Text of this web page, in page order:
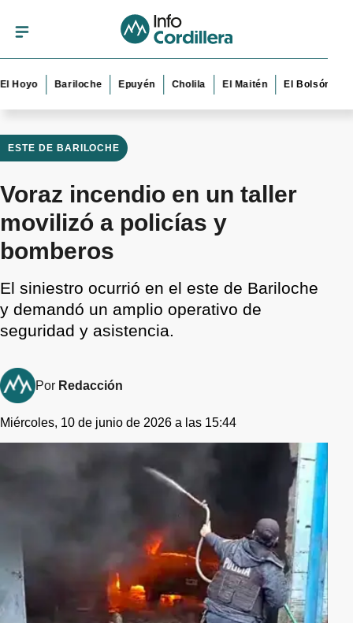
Bariloche Epuyén Cholila El Maitén El Bolsón
ESTE DE BARILOCHE
Voraz incendio en un taller
movilizó a policías y
bomberos
El siniestro ocurrió en el este de Bariloche
y demandó un amplio operativo de
seguridad y asistencia.
Por Redacción
Miércoles, 10 de junio de 2026 a las 15:44